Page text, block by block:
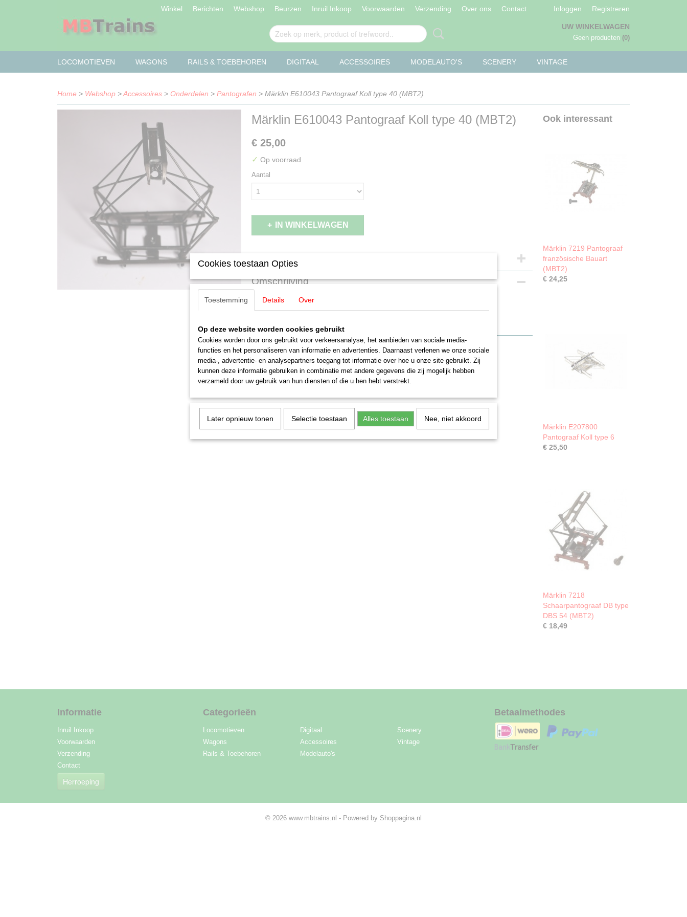
Winkel Berichten Webshop Beurzen Inruil Inkoop Voorwaarden Verzending Over ons Contact Inloggen Registreren
UW WINKELWAGEN
Geen producten (0)
LOCOMOTIEVEN WAGONS RAILS & TOEBEHOREN DIGITAAL ACCESSOIRES MODELAUTO'S SCENERY VINTAGE
Home > Webshop >Accessoires > Onderdelen > Pantografen > Märklin E610043 Pantograaf Koll type 40 (MBT2)
Märklin E610043 Pantograaf Koll type 40 (MBT2)
€ 25,00
✓ Op voorraad
Aantal
IN WINKELWAGEN
Specificaties
Schaal
Staat
Omschrijving
Märklin E610043 Pantograaf Koll type 40
Ook interessant
Märklin 7219 Pantograaf
französische Bauart
(MBT2)
€ 24,25
Märklin E207800
Pantograaf Koll type 6
€ 25,50
Märklin 7218
Schaarpantograaf DB type
DBS 54 (MBT2)
€ 18,49
Informatie
Inruil Inkoop
Voorwaarden
Verzending
Contact
Herroeping
Categorieën
Locomotieven
Wagons
Rails & Toebehoren
Digitaal
Accessoires
Modelauto's
Scenery
Vintage
Betaalmethodes
© 2026 www.mbtrains.nl - Powered by Shoppagina.nl
Cookies toestaan Opties
Toestemming Details Over
Op deze website worden cookies gebruikt
Cookies worden door ons gebruikt voor verkeersanalyse, het aanbieden van sociale media-
functies en het personaliseren van informatie en advertenties. Daarnaast verlenen we onze sociale
media-, advertentie- en analysepartners toegang tot informatie over hoe u onze site gebruikt. Zij
kunnen deze informatie gebruiken in combinatie met andere gegevens die zij mogelijk hebben
verzameld door uw gebruik van hun diensten of die u hen hebt verstrekt.
Later opnieuw tonen Selectie toestaan Alles toestaan Nee, niet akkoord